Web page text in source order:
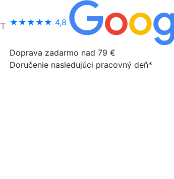
★★★★★ 4,8
Doprava zadarmo nad 79 €
Doručenie nasledujúci pracovný deň*